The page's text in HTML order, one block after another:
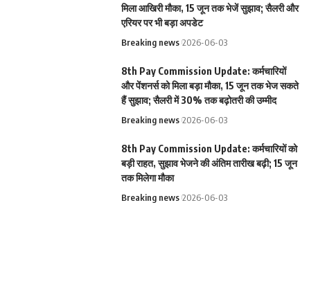
मिला आखिरी मौका, 15 जून तक भेजें सुझाव; सैलरी और
एरियर पर भी बड़ा अपडेट
Breaking news 2026-06-03
8th Pay Commission Update: कर्मचारियों
और पेंशनर्स को मिला बड़ा मौका, 15 जून तक भेज सकते
हैं सुझाव; सैलरी में 30% तक बढ़ोतरी की उम्मीद
Breaking news 2026-06-03
8th Pay Commission Update: कर्मचारियों को
बड़ी राहत, सुझाव भेजने की अंतिम तारीख बढ़ी; 15 जून
तक मिलेगा मौका
Breaking news 2026-06-03